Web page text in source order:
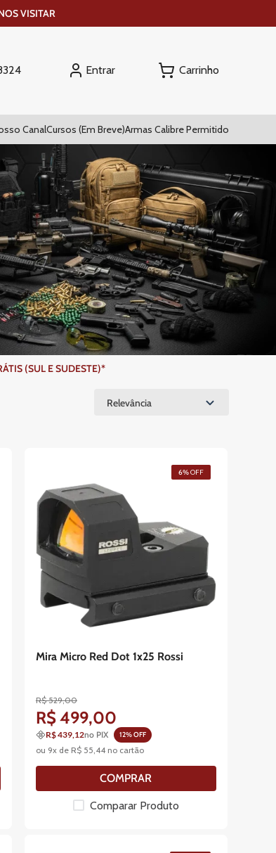
VISITAR
Entrar
CanalCursos (Em Breve)Armas Calibre Permitido
(SUL E SUDESTE)*
Relevância
Mira Micro Red Dot 1x25 Rossi
R$ 529,00
R$499,00
6%OFF
R$ 439,12no PIX 12% OFF
ou 9x de R$ 55 44no cartão
COMPRAR
Comparar Produto